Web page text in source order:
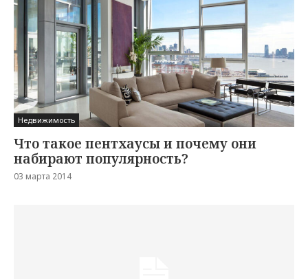
Недвижимость
Что такое пентхаусы и почему они
набирают популярность?
03 марта 2014